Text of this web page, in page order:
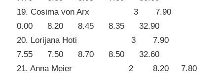
19. Cosima von Arx 3 7.90
0.00 8.20 8.45 8.35 32.90
20. Lorijana Hoti 3 7.90
7.55 7.50 8.70 8.50 32.60
21. Anna Meier 2 8.20 7.80